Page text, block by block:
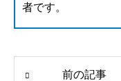
者です。
前の記事